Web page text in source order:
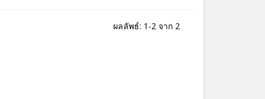
ผลลัพธ์: 1-2 จาก 2